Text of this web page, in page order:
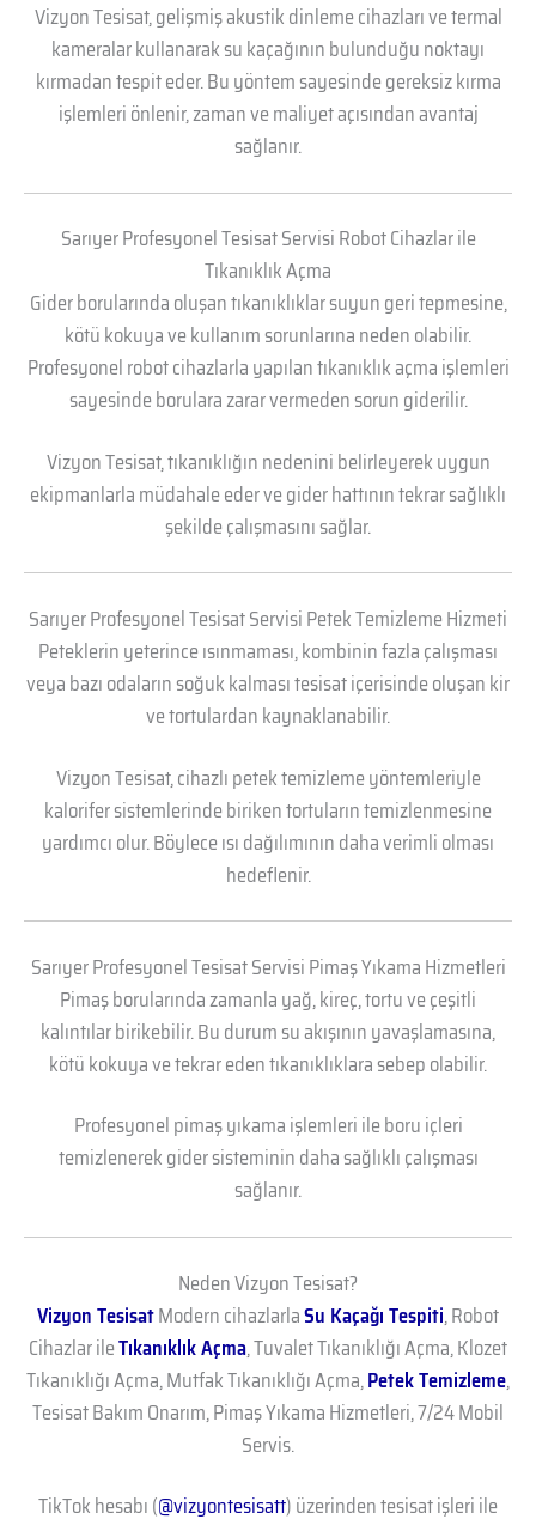
Vizyon Tesisat, gelişmiş akustik dinleme cihazları ve termal
kameralar kullanarak su kaçağının bulunduğu noktayı
kırmadan tespit eder. Bu yöntem sayesinde gereksiz kırma
işlemleri önlenir, zaman ve maliyet açısından avantaj
sağlanır.
Sarıyer Profesyonel Tesisat Servisi Robot Cihazlar ile
Tıkanıklık Açma
Gider borularında oluşan tıkanıklıklar suyun geri tepmesine,
kötü kokuya ve kullanım sorunlarına neden olabilir.
Profesyonel robot cihazlarla yapılan tıkanıklık açma işlemleri
sayesinde borulara zarar vermeden sorun giderilir.
Vizyon Tesisat, tıkanıklığın nedenini belirleyerek uygun
ekipmanlarla müdahale eder ve gider hattının tekrar sağlıklı
şekilde çalışmasını sağlar.
Sarıyer Profesyonel Tesisat Servisi Petek Temizleme Hizmeti
Peteklerin yeterince ısınmaması, kombinin fazla çalışması
veya bazı odaların soğuk kalması tesisat içerisinde oluşan kir
ve tortulardan kaynaklanabilir.
Vizyon Tesisat, cihazlı petek temizleme yöntemleriyle
kalorifer sistemlerinde biriken tortuların temizlenmesine
yardımcı olur. Böylece ısı dağılımının daha verimli olması
hedeflenir.
Sarıyer Profesyonel Tesisat Servisi Pimaş Yıkama Hizmetleri
Pimaş borularında zamanla yağ, kireç, tortu ve çeşitli
kalıntılar birikebilir. Bu durum su akışının yavaşlamasına,
kötü kokuya ve tekrar eden tıkanıklıklara sebep olabilir.
Profesyonel pimaş yıkama işlemleri ile boru içleri
temizlenerek gider sisteminin daha sağlıklı çalışması
sağlanır.
Neden Vizyon Tesisat?
Vizyon TesisatModern cihazlarlaSu Kaçağı Tespiti, Robot
Cihazlar ileTıkanıklık Açma, Tuvalet Tıkanıklığı Açma, Klozet
Tıkanıklığı Açma, Mutfak Tıkanıklığı Açma,Petek Temizleme,
Tesisat Bakım Onarım, Pimaş Yıkama Hizmetleri, 7/24 Mobil
Servis.
TikTok hesabı (@vizyontesisatt) üzerinden tesisat işleri ile